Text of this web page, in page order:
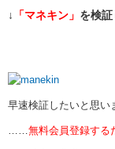
↓ 「マネキン」 を検証
早速検証したいと思い
……無料会員登録する